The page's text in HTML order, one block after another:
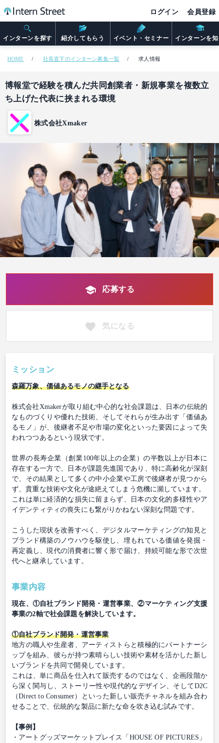
インターンを探す 紹介してもらう イベント・セミナー インターンを
ログイン 会員登録
HOME 社長直下のインターン募集一覧 求人情報
博報堂で経験を積んだ共同創業者・新規事業を複数立
ち上げた代表に挟まれる環境
株式会社Xmaker
応募する
気になる
ミッション
森羅万象、価値あるモノの継手となる
株式会社Xmakerが取り組む中心的な社会課題は、日本の伝統的
なものづくりや優れた技術、そしてそれらが生み出す「価値あ
るモノ」が、後継者不足や市場の変化といった要因によって失
われつつあるという現状です。
世界の長寿企業（創業100年以上の企業）の半数以上が日本に
存在する一方で、日本が課題先進国であり、特に高齢化が深刻
で、その結果として多くの中小企業や工房で後継者が見つから
ず、貴重な技術や文化が途絶えてしまう危機に瀕しています。
これは単に経済的な損失に留まらず、日本の文化的多様性やア
イデンティティの喪失にも繋がりかねない深刻な問題です。
こうした現状を改善すべく、デジタルマーケティングの知見と
ブランド構築のノウハウを駆使し、埋もれている価値を発掘・
再定義し、現代の消費者に響く形で届け、持続可能な形で次世
代へと継承しています。
事業内容
現在、①自社ブランド開発・運営事業、②マーケティング支援
事業の2軸で社会課題を解決しています。
①自社ブランド開発・運営事業
地方の職人や生産者、アーティストらと積極的にパートナーシ
ップを組み、彼らが持つ素晴らしい技術や素材を活かした新し
いブランドを共同で開発しています。
これは、単に商品を仕入れて販売するのではなく、企画段階か
ら深く関与し、ストーリー性や現代的なデザイン、そしてD2C
（Direct to Consumer）といった新しい販売チャネルを組み合わ
せることで、伝統的な製品に新たな命を吹き込む試みです。
【事例】
・アートグッズマーケットプレイス「HOUSE OF PICTURES」